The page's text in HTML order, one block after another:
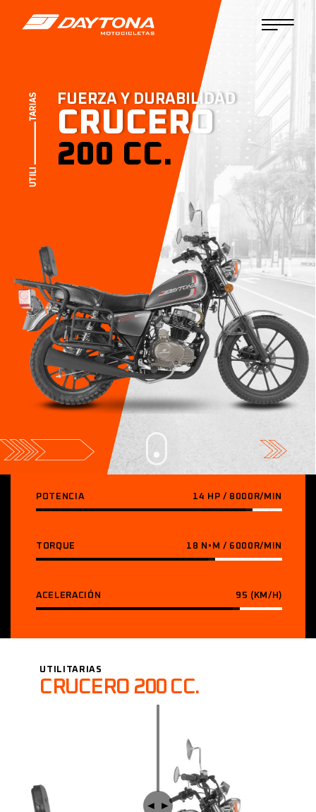
FUERZA Y DURABILIDAD
CRUCERO
200 CC.
POTENCIA 14 HP / 8000R/MIN
TORQUE 18 N•M / 6000R/MIN
ACELERACIÓN 95 (KM/H)
UTILITARIAS
CRUCERO 200 CC.
◄︎ ►︎